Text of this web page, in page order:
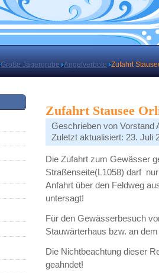
Große Jägergrube Angelverbote Zufahrt
Zufahrt Stausee
Geschrieben von Vorstand
Zuletzt aktualisiert: 23. Juli
Die Zufahrt zum Gewässer
Straßenseite(L1058) darf
Anfahrt über den Feldweg
untersagt!
Für den Gewässerbesuch
Stauwärterhaus bzw. an
Die Nichtbeachtung dieser
geahndet!